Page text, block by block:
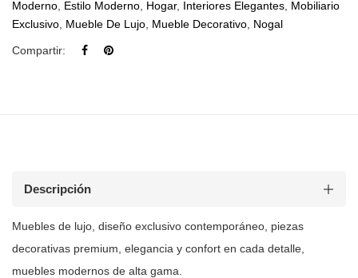
Moderno Estilo Moderno Hogar, Interiores Elegantes Mobiliario
Exclusivo Mueble De Lujo Mueble Decorativo Nogal
Compartir:
Descripción
Muebles de lujo, diseño exclusivo contemporáneo, piezas
decorativas premium, elegancia y confort en cada detalle,
muebles modernos de alta gama.